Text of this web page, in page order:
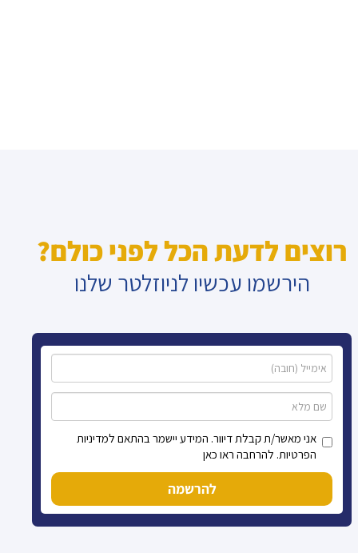
רוצים לדעת הכל לפני כולם?
הירשמו עכשיו לניוזלטר שלנו
אני מאשר/ת קבלת דיוור. המידע יישמר בהתאם למדיניות
הפרטיות. להרחבה ראו כאן
להרשמה